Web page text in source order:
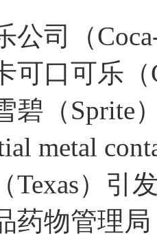
公司（
口可乐（
碧（Sprite
metal
Texas）引
药物管理